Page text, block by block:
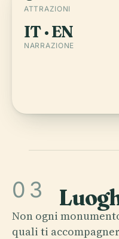
ATTRAZIONI
IT · EN
NARRAZIONE
03
Non ogni
quali ti